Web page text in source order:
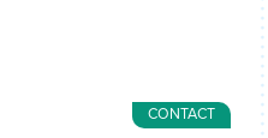
CONTACT